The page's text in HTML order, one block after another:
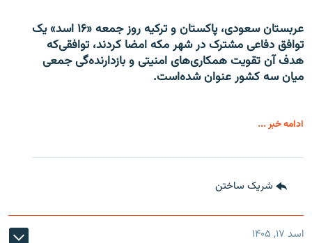
عربستان سعودی، پاکستان و ترکیه روز جمعه «۱۶ اسد» یک
توافق دفاعی مشترک در شهر مکه امضا کردند، توافقی‌که
هدف آن تقویت همکاری‌های امنیتی و بازدارنده‌گی جمعی
میان سه کشور عنوان شده‌است.
ادامه خبر ...
شریک ساختن
اسد ۱۷, ۱۴۰۵